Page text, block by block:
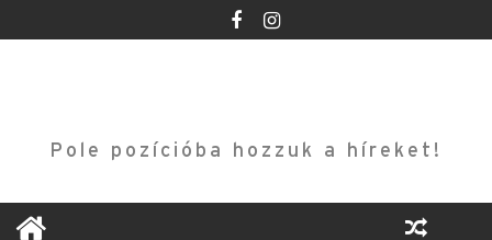
to
Pole pozícióba hozzuk a híreket!